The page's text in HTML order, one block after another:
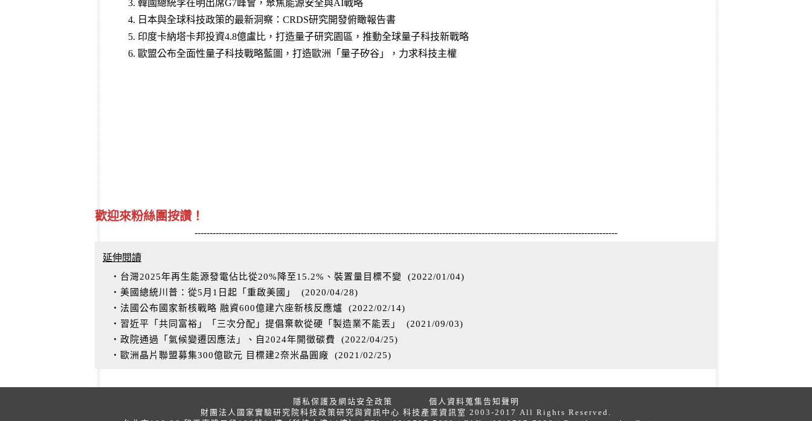
3. 韓國總統李在明出席G7峰會，聚焦能源安全與AI戰略
4. 日本與全球科技政策的最新洞察：CRDS研究開發俯瞰報告書
5. 印度卡納塔卡邦投資4.8億盧比，打造量子研究園區，推動全球量子科技新戰略
6. 歐盟公布全面性量子科技戰略藍圖，打造歐洲「量子矽谷」，力求科技主權
歡迎來粉絲團按讚！
--------------------------------------------------------------------------------------------------------------------------------------------
延伸閱讀
‧台灣2025年再生能源發電佔比從20%降至15.2%、裝置量目標不變 (2022/01/04)
‧美國總統川普：從5月1日起「重啟美國」
(2020/04/28)
‧法國公布國家新核戰略 融資600億建六座新核反應爐
(2022/02/14)
‧習近平「共同富裕」「三次分配」提倡棄軟從硬「製造業不能丟」
(2021/09/03)
‧政院通過「氣候變遷因應法」、自2024年開徵碳費
(2022/04/25)
‧歐洲晶片聯盟募集300億歐元 目標建2奈米晶圓廠 (2021/02/25)
隱私保護及網站安全政策
個人資料蒐集告知聲明
財團法人國家實驗研究院科技政策研究與資訊中心 科技產業資訊室 2003-2017 All Rights Reserved.